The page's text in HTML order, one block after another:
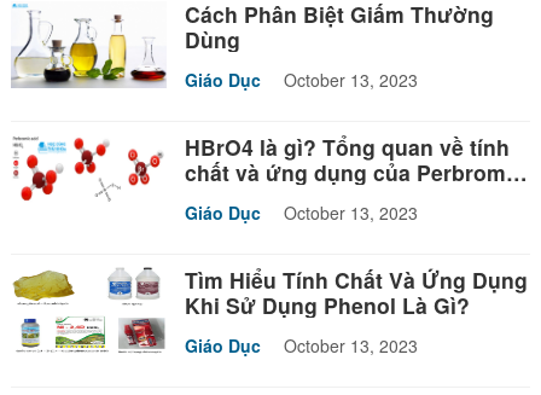
Cách Phân Biệt Giấm Thường
Dùng
Giáo Dục October 13, 2023
HBrO4 là gì? Tổng quan về tính
chất và ứng dụng của Perbromic
Giáo Dục October 13, 2023
Tìm Hiểu Tính Chất Và Ứng Dụng
Khi Sử Dụng Phenol Là Gì?
Giáo Dục October 13, 2023